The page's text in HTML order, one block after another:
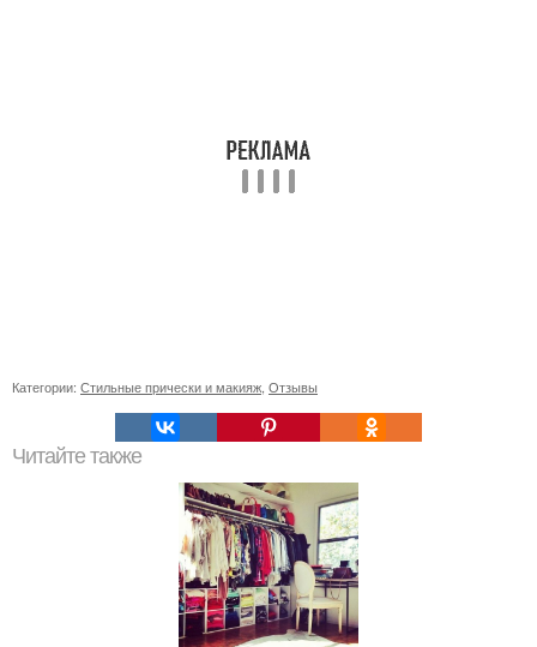
Категории: Стильные прически и макияж Отзывы
Читайте также